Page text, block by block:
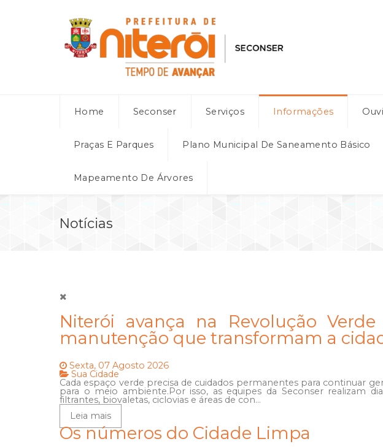
Home Seconser Serviços Informações
Praças E Parques Plano Municipal De Saneamento Básico
Mapeamento De Árvores
Notícias
Niterói avança na Revolução
manutenção que transformam a
Sexta, 07 Agosto 2026
Sua Cidade
Cada espaço verde precisa de cuidados permanentes para continuar
para o meio ambiente.Por isso, as equipes da Seconser realizam
filtrantes, biovaletas, ciclovias e áreas de con...
Leia mais
Os números do Cidade Limpa